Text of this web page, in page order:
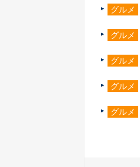
グルメ
グルメ
グルメ
グルメ
グルメ